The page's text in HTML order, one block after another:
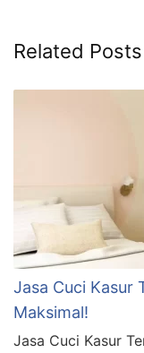
Related Posts
Jasa Cuci Kasur
Maksimal!
Jasa Cuci Kasur